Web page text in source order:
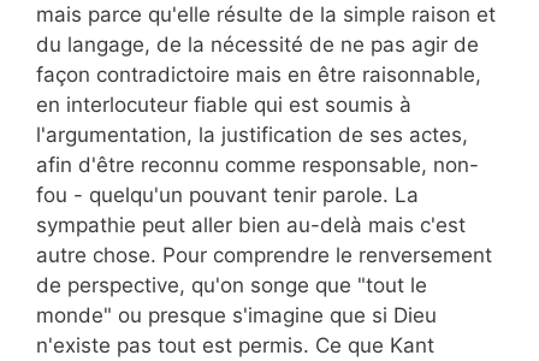
mais parce qu'elle résulte de la simple raison et
du langage, de la nécessité de ne pas agir de
façon contradictoire mais en être raisonnable,
en interlocuteur fiable qui est soumis à
l'argumentation, la justification de ses actes,
afin d'être reconnu comme responsable, non-
fou - quelqu'un pouvant tenir parole. La
sympathie peut aller bien au-delà mais c'est
autre chose. Pour comprendre le renversement
de perspective, qu'on songe que "tout le
monde" ou presque s'imagine que si Dieu
n'existe pas tout est permis. Ce que Kant